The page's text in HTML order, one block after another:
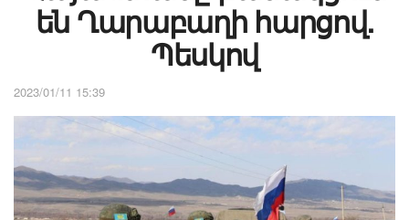
են Ղարաբաղի հարցով.
Պեսկով
2023/01/11 15:39